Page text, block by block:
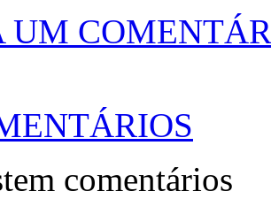
UM
comentários